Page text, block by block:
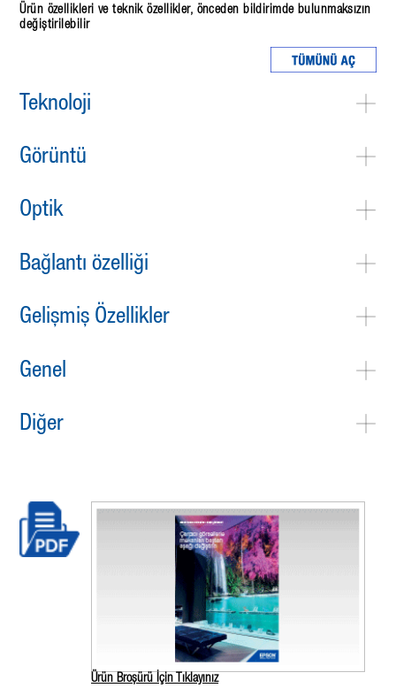
Ürün özellikleri ve teknik özellikler, önceden bildirimde bulunmaksızın
değiştirilebilir
Teknoloji
Görüntü
Optik
Bağlantı özelliği
Gelişmiş Özellikler
Genel
Diğer
Ürün Broşürü İçin Tıklayınız